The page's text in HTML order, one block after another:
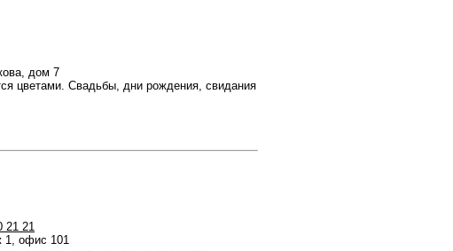
дом 7
цветами. Свадьбы, дни рождения, свидания
21 21
1, офис 101